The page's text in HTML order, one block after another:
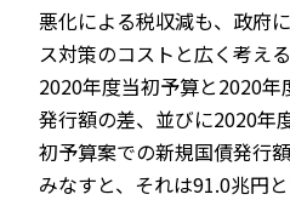
悪化による税収減も、政府
ス対策のコストと広く考え
2020年度当初予算と2020
発行額の差、並びに2020年
初予算案での新規国債発行
みなすと、それは91.0兆円